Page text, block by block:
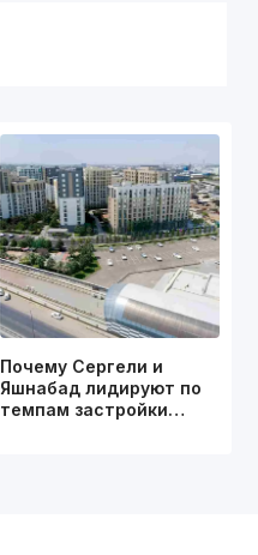
Почему Сергели и
Яшнабад лидируют по
темпам застройки…